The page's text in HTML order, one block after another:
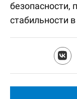
безопасности,
стабильности